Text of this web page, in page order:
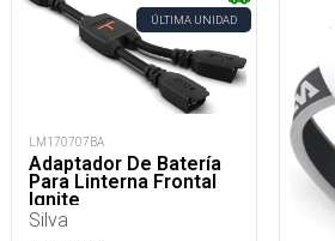
ÚLTIMA UNIDAD
LM170707BA
Adaptador De Batería
Para Linterna Frontal
Ignite
Silva